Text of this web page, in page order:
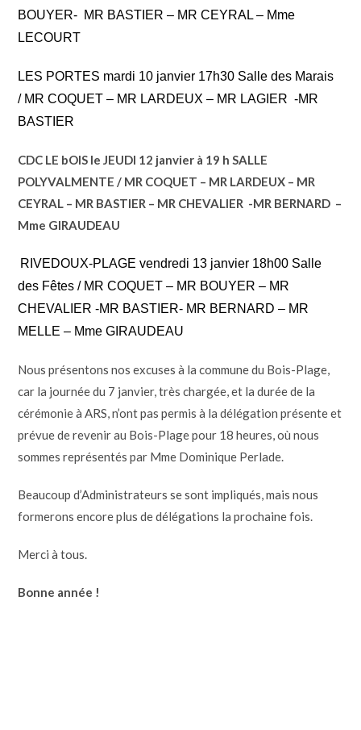
BOUYER- MR BASTIER – MR CEYRAL – Mme
LECOURT
LES PORTES mardi 10 janvier 17h30 Salle des Marais
/ MR COQUET – MR LARDEUX – MR LAGIER -MR
BASTIER
CDC LE bOIS le JEUDI 12 janvier à 19 h SALLE
POLYVALMENTE / MR COQUET – MR LARDEUX – MR
CEYRAL – MR BASTIER – MR CHEVALIER -MR BERNARD –
Mme GIRAUDEAU
RIVEDOUX-PLAGE vendredi 13 janvier 18h00 Salle
des Fêtes / MR COQUET – MR BOUYER – MR
CHEVALIER -MR BASTIER- MR BERNARD – MR
MELLE – Mme GIRAUDEAU
Nous présentons nos excuses à la commune du Bois-Plage,
car la journée du 7 janvier, très chargée, et la durée de la
cérémonie à ARS, n’ont pas permis à la délégation présente et
prévue de revenir au Bois-Plage pour 18 heures, où nous
sommes représentés par Mme Dominique Perlade.
Beaucoup d’Administrateurs se sont impliqués, mais nous
formerons encore plus de délégations la prochaine fois.
Merci à tous.
Bonne année !